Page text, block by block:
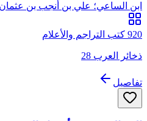
ابن الساعي؛ علي بن أنجب بن عثمان
الدين ابن الساعي
920 كتب التراجم والأعلام
ذخائر العرب 28
تفاصيل